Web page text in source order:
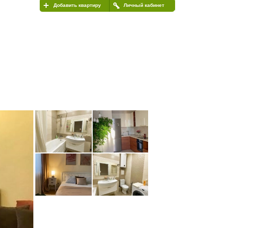
Личный кабинет
Добавить квартиру